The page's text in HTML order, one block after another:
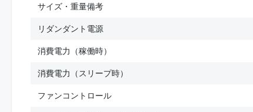
サイズ・重量備考
リダンダント電源
消費電力（稼働時）
消費電力（スリープ時）
ファンコントロール